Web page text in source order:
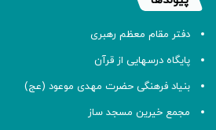
دفتر مقام معظم رهبری
پایگاه درسهایی از قرآن
بنیاد فرهنگی حضرت مهدی موعود (عج)
مجمع خیرین مسجد ساز